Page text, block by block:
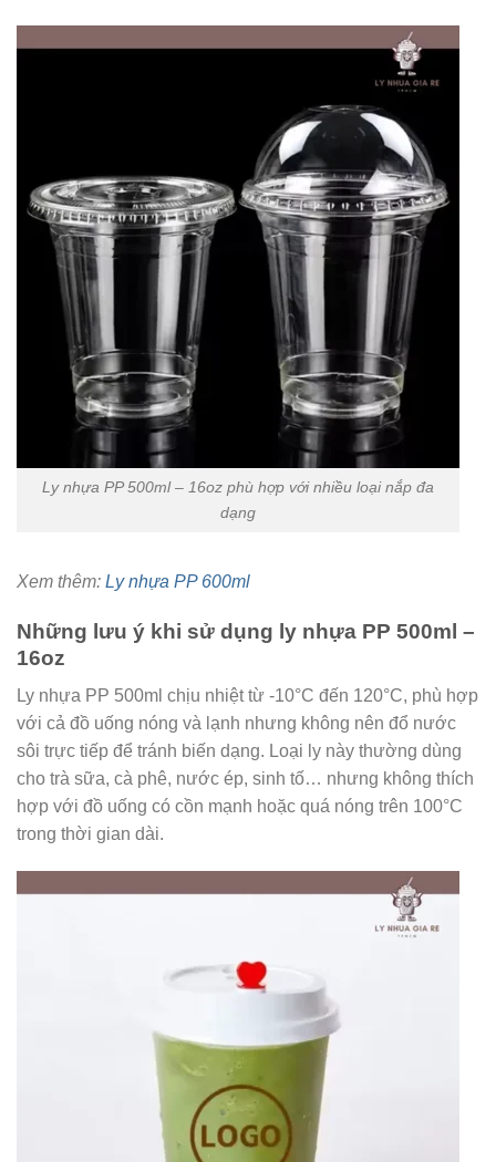
Ly nhựa PP 500ml – 16oz phù hợp với nhiều loại nắp đa
dạng
Xem thêm: Ly nhựa PP 600ml
Những lưu ý khi sử dụng ly nhựa PP 500ml –
16oz
Ly nhựa PP 500ml chịu nhiệt từ -10°C đến 120°C, phù hợp
với cả đồ uống nóng và lạnh nhưng không nên đổ nước
sôi trực tiếp để tránh biến dạng. Loại ly này thường dùng
cho trà sữa, cà phê, nước ép, sinh tố… nhưng không thích
hợp với đồ uống có cồn mạnh hoặc quá nóng trên 100°C
trong thời gian dài.